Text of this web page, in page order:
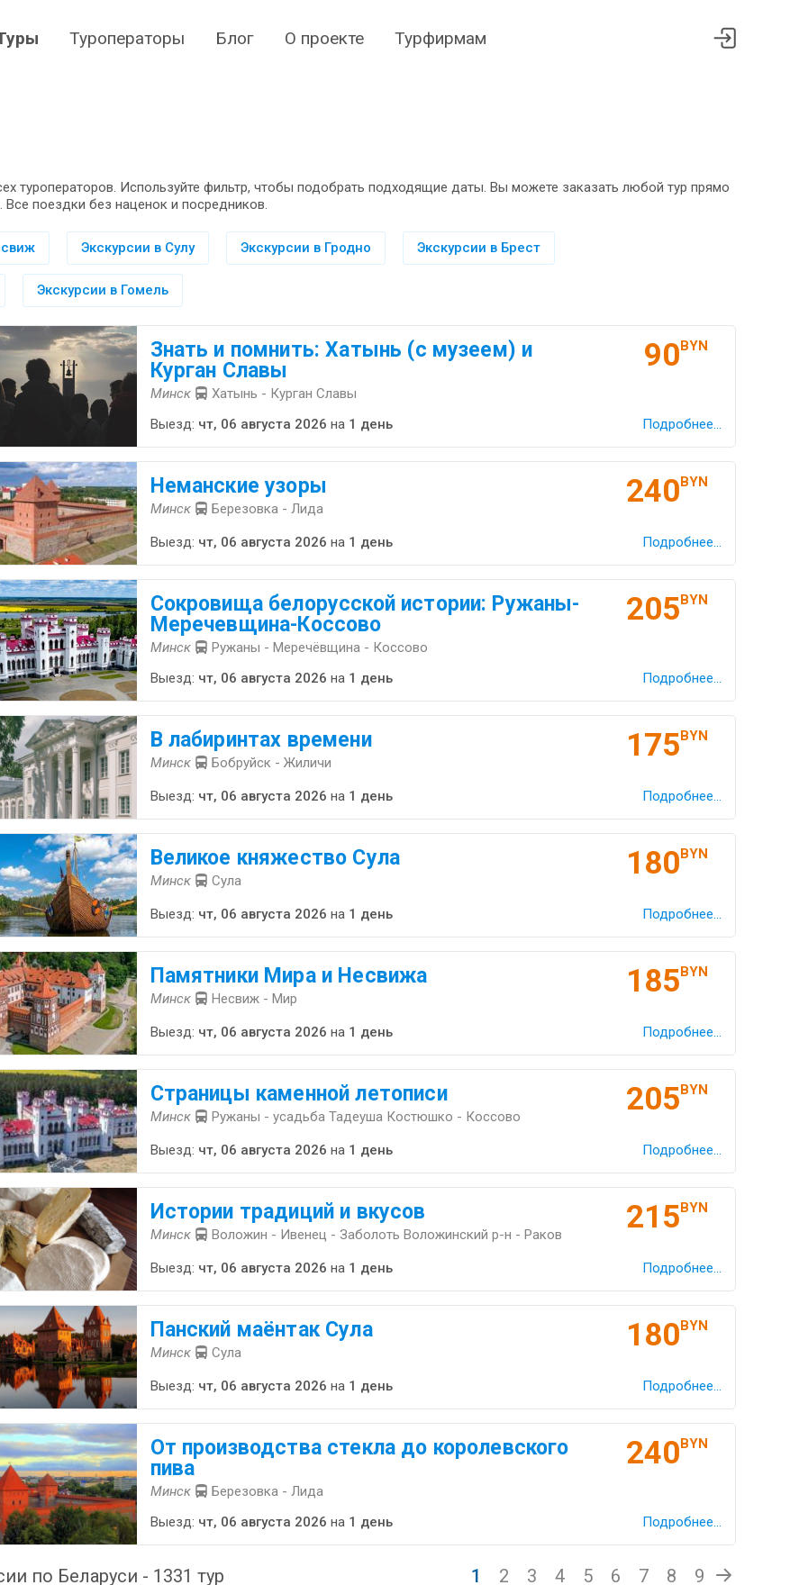
Туроператоры Блог О проекте Турфирмам
туроператоров. Используйте фильтр, чтобы подобрать подходящие даты. Вы можете заказать любой тур прямо
Все поездки без наценок и посредников.
Экскурсии в Сулу Экскурсии в Гродно Экскурсии в Брест
Экскурсии в Гомель
Знать и помнить: Хатынь (с музеем) и
Курган Славы
Минск Хатынь - Курган Славы
90BYN
Выезд: чт, 06 августа 2026 на 1 день Подробнее...
Неманские узоры
Минск Березовка - Лида 240BYN
Выезд: чт, 06 августа 2026 на 1 день Подробнее...
Сокровища белорусской истории: Ружаны-
Меречевщина-Коссово
Минск Ружаны - Меречёвщина - Коссово
205BYN
Выезд: чт, 06 августа 2026 на 1 день Подробнее...
В лабиринтах времени
Минск Бобруйск - Жиличи 175BYN
Выезд: чт, 06 августа 2026 на 1 день Подробнее...
Великое княжество Сула
Минск Сула 180BYN
Выезд: чт, 06 августа 2026 на 1 день Подробнее...
Памятники Мира и Несвижа
Минск Несвиж - Мир 185BYN
Выезд: чт, 06 августа 2026 на 1 день Подробнее...
Страницы каменной летописи
Минск Ружаны - усадьба Тадеуша Костюшко - Коссово 205BYN
Выезд: чт, 06 августа 2026 на 1 день Подробнее...
Истории традиций и вкусов
Минск Воложин - Ивенец - Заболоть Воложинский р-н - Раков 215BYN
Выезд: чт, 06 августа 2026 на 1 день Подробнее...
Панский маёнтак Сула
Минск Сула 180BYN
Выезд: чт, 06 августа 2026 на 1 день Подробнее...
От производства стекла до королевского
пива
Минск Березовка - Лида
240BYN
Выезд: чт, 06 августа 2026 на 1 день Подробнее...
по Беларуси - 1331 тур 1 2 3 4 5 6 7 8 9